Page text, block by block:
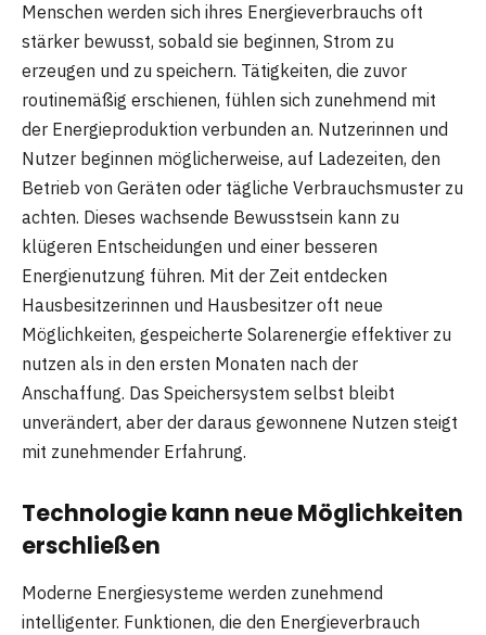
Menschen werden sich ihres Energieverbrauchs oft
stärker bewusst, sobald sie beginnen, Strom zu
erzeugen und zu speichern. Tätigkeiten, die zuvor
routinemäßig erschienen, fühlen sich zunehmend mit
der Energieproduktion verbunden an. Nutzerinnen und
Nutzer beginnen möglicherweise, auf Ladezeiten, den
Betrieb von Geräten oder tägliche Verbrauchsmuster zu
achten. Dieses wachsende Bewusstsein kann zu
klügeren Entscheidungen und einer besseren
Energienutzung führen. Mit der Zeit entdecken
Hausbesitzerinnen und Hausbesitzer oft neue
Möglichkeiten, gespeicherte Solarenergie effektiver zu
nutzen als in den ersten Monaten nach der
Anschaffung. Das Speichersystem selbst bleibt
unverändert, aber der daraus gewonnene Nutzen steigt
mit zunehmender Erfahrung.
Technologie kann neue Möglichkeiten
erschließen
Moderne Energiesysteme werden zunehmend
intelligenter. Funktionen, die den Energieverbrauch